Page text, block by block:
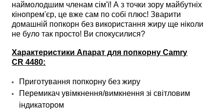
наймолодшим членам сім'ї! А з точки зору майбутніх
кінопрем'єр, це вже сам по собі плюс! Зварити
домашній попкорн без використання жиру ще ніколи
не було так просто! Ви спокусилися?
Характеристики Апарат для попкорну Camry
CR 4480:
Приготування попкорну без жиру
Перемикач увімкнення/вимкнення зі світловим
індикатором